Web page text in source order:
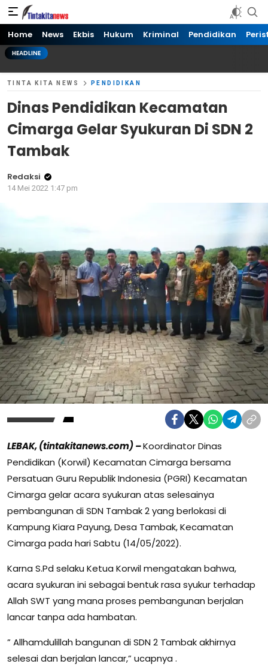
Tinta kita News
Informasi Terkini
Home News Ekbis Hukum Kriminal Pendidikan
HEADLINE
TINTA KITA NEWS PENDIDIKAN
Dinas Pendidikan Kecamatan
Cimarga Gelar Syukuran Di SDN 2
Tambak
Redaksi
14 Mei 2022 1:47 pm
LEBAK, (tintakitanews.com) –Koordinator Dinas
Pendidikan (Korwil) Kecamatan Cimarga bersama
Persatuan Guru Republik Indonesia (PGRI) Kecamatan
Cimarga gelar acara syukuran atas selesainya
pembangunan di SDN Tambak 2 yang berlokasi di
Kampung Kiara Payung, Desa Tambak, Kecamatan
Cimarga pada hari Sabtu (14/05/2022).
Karna S.Pd selaku Ketua Korwil mengatakan bahwa,
acara syukuran ini sebagai bentuk rasa syukur terhadap
Allah SWT yang mana proses pembangunan berjalan
lancar tanpa ada hambatan.
” Allhamdulillah bangunan di SDN 2 Tambak akhirnya
selesai dan berjalan lancar,” ucapnya .